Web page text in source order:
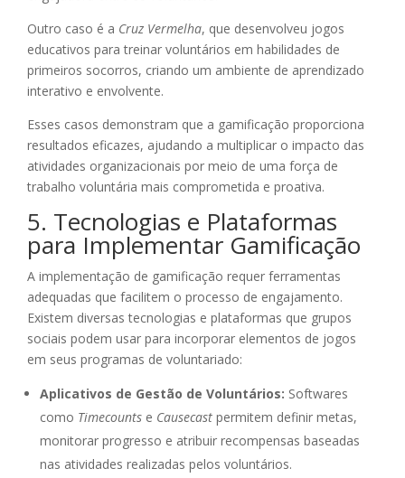
Outro caso é a Cruz Vermelha, que desenvolveu jogos
educativos para treinar voluntários em habilidades de
primeiros socorros, criando um ambiente de aprendizado
interativo e envolvente.
Esses casos demonstram que a gamificação proporciona
resultados eficazes, ajudando a multiplicar o impacto das
atividades organizacionais por meio de uma força de
trabalho voluntária mais comprometida e proativa.
5. Tecnologias e Plataformas
para Implementar Gamificação
A implementação de gamificação requer ferramentas
adequadas que facilitem o processo de engajamento.
Existem diversas tecnologias e plataformas que grupos
sociais podem usar para incorporar elementos de jogos
em seus programas de voluntariado:
Aplicativos de Gestão de Voluntários: Softwares
como Timecounts e Causecast permitem definir metas,
monitorar progresso e atribuir recompensas baseadas
nas atividades realizadas pelos voluntários.